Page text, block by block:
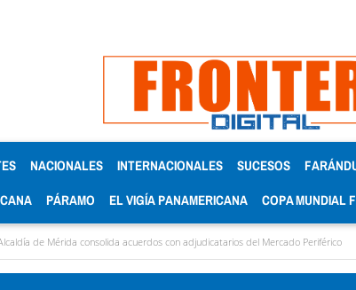
NACIONALES INTERNACIONALES SUCESOS
PÁRAMO EL VIGÍA PANAMERICANA COPA MUNDIAL
consolida acuerdos con adjudicatarios del Mercado Periférico